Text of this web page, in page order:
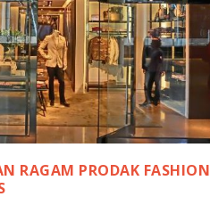
RAGAM PRODAK FASHION